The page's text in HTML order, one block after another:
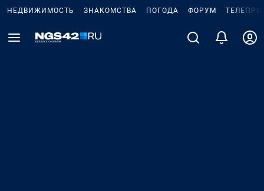
НЕДВИЖИМОСТЬ ЗНАКОМСТВА ПОГОДА ФОРУМ